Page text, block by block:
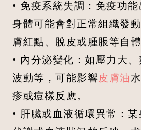
• 免疫系統失調：免疫功能
身體可能會對正常組織發
膚紅點、脫皮或腫脹等自體
• 內分泌變化：如壓力大
波動等，可能影響皮膚油
疹或痘樣反應。
• 肝臟或血液循環異常：